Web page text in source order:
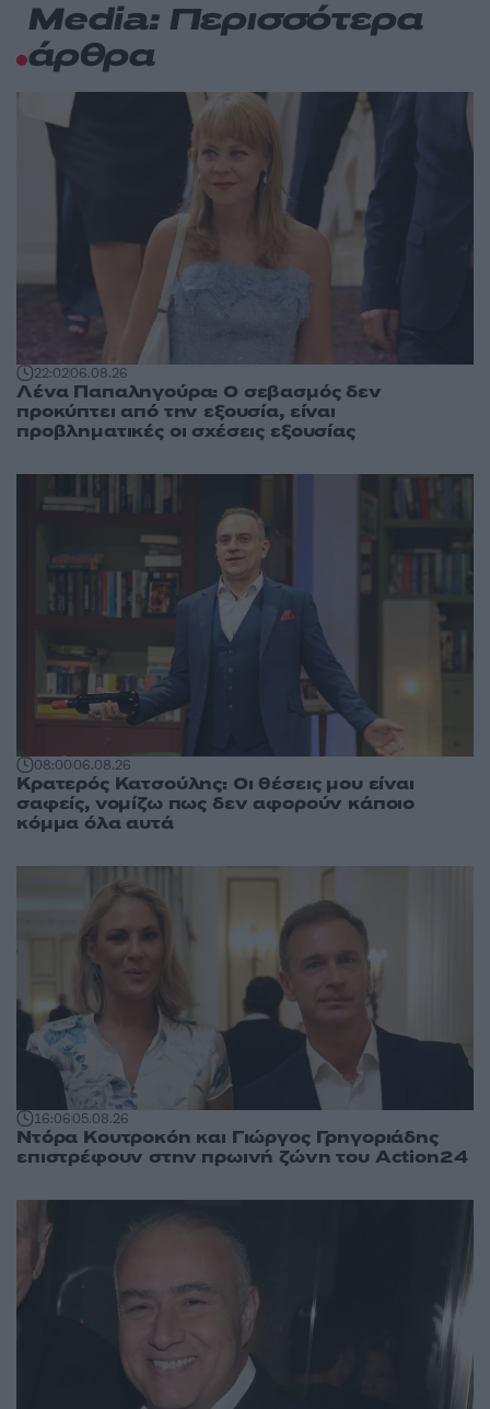
Media: Περισσότερα
άρθρα
22:0206.08.26
Λένα Παπαληγούρα: Ο σεβασμός δεν
προκύπτει από την εξουσία, είναι
προβληματικές οι σχέσεις εξουσίας
08:0006.08.26
Κρατερός Κατσούλης: Οι θέσεις μου είναι
σαφείς, νομίζω πως δεν αφορούν κάποιο
κόμμα όλα αυτά
16:0605.08.26
Ντόρα Κουτροκόη και Γιώργος Γρηγοριάδης
επιστρέφουν στην πρωινή ζώνη του Action24